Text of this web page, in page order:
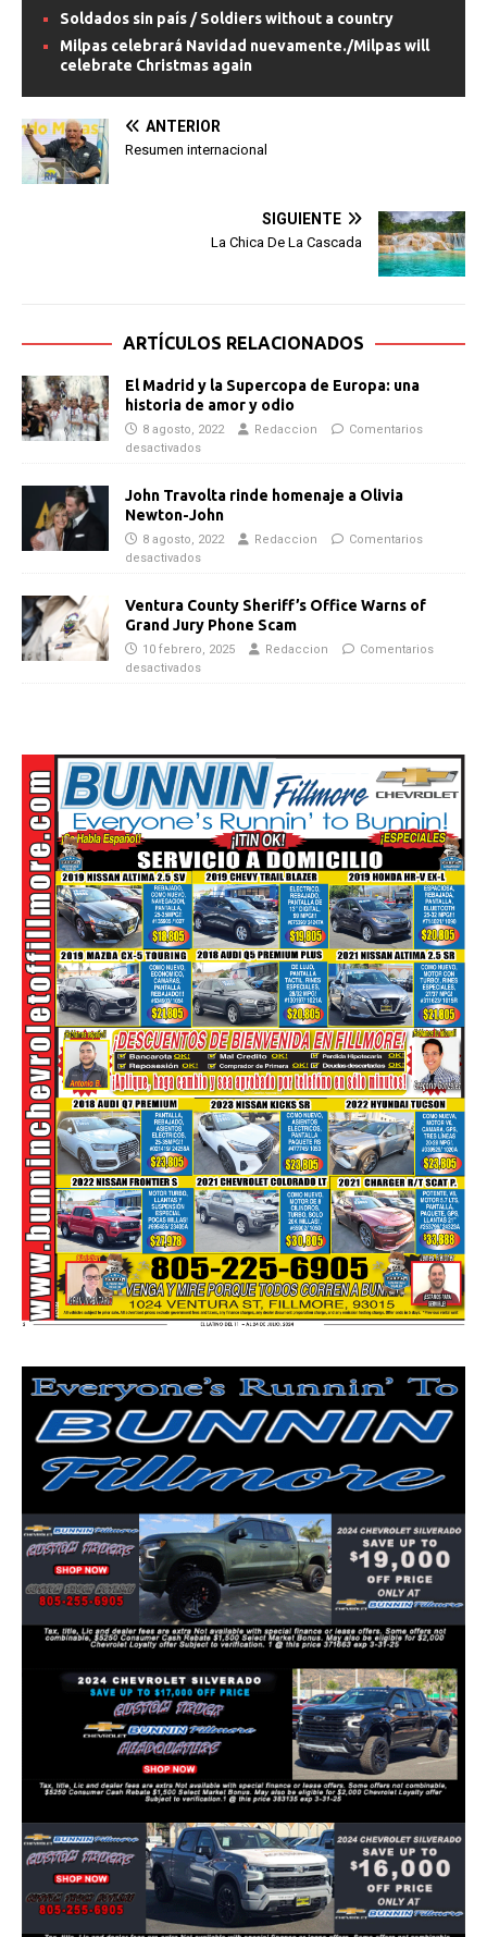
Soldados sin país / Soldiers without a country
Milpas celebrará Navidad nuevamente./Milpas will
celebrate Christmas again
ANTERIOR
Resumen internacional
SIGUIENTE
La Chica De La Cascada
ARTÍCULOS RELACIONADOS
El Madrid y la Supercopa de Europa: una
historia de amor y odio
8 agosto, 2022 Redaccion
Comentarios
desactivados
John Travolta rinde homenaje a Olivia
Newton-John
8 agosto, 2022 Redaccion
Comentarios
desactivados
Ventura County Sheriff’s Office Warns of
Grand Jury Phone Scam
10 febrero, 2025 Redaccion
Comentarios
desactivados